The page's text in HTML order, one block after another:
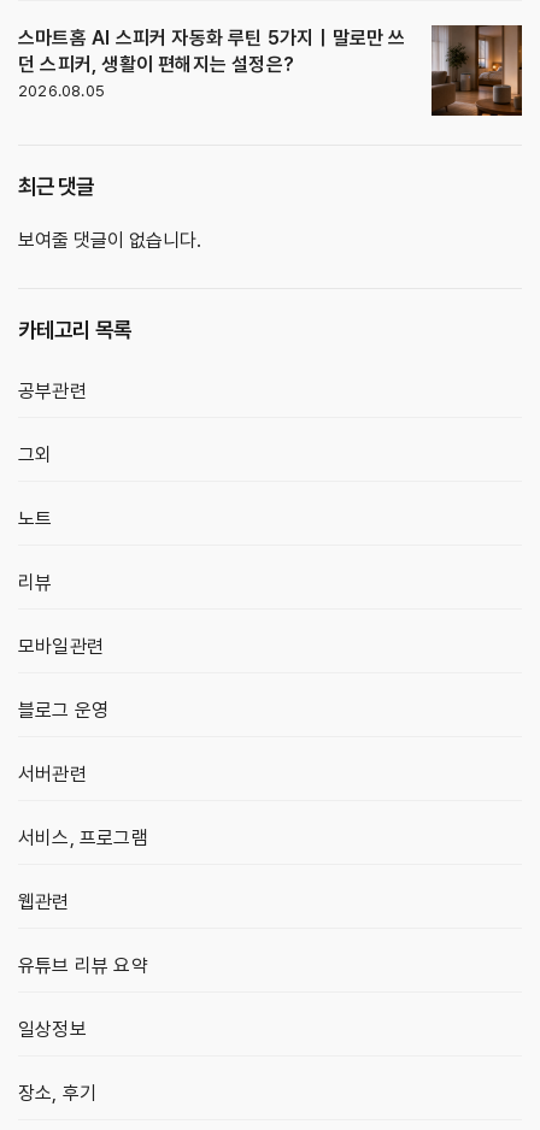
스마트홈 AI 스피커 자동화 루틴 5가지｜말로만 쓰
던 스피커, 생활이 편해지는 설정은?
2026.08.05
최근 댓글
보여줄 댓글이 없습니다.
카테고리 목록
공부관련
그외
노트
리뷰
모바일관련
블로그 운영
서버관련
서비스, 프로그램
웹관련
유튜브 리뷰 요약
일상정보
장소, 후기